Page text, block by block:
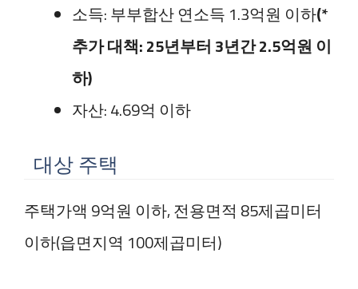
소득: 부부합산 연소득 1.3억원 이하(*
추가 대책: 25년부터 3년간 2.5억원 이
하)
자산: 4.69억 이하
대상 주택
주택가액 9억원 이하, 전용면적 85제곱미터
이하(읍면지역 100제곱미터)